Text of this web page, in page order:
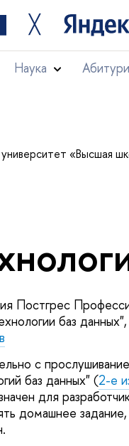
╳
Наука
«Высшая
Постгрес
баз
с
баз данных" (2-е
для
домашнее